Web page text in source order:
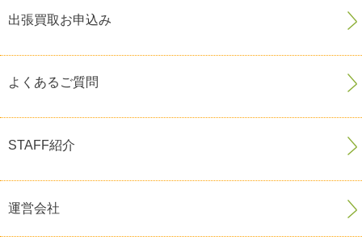
出張買取お申込み
よくあるご質問
STAFF紹介
運営会社